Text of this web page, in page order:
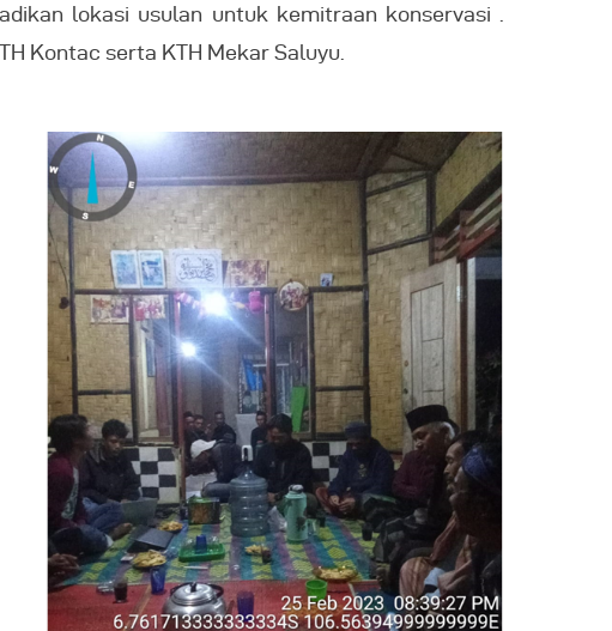
lokasi usulan untuk kemitraan konservasi .
Kontac serta KTH Mekar Saluyu.